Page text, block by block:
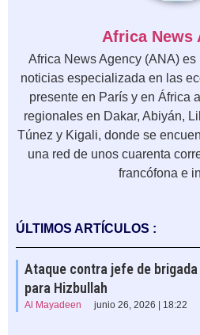
Africa News
Africa News Agency (ANA)
noticias especializada en las
presente en París y en África
regionales en Dakar, Abiyán,
Túnez y Kigali, donde se
una red de unos cuarenta
francófona e
ÚLTIMOS ARTÍCULOS :
Ataque contra jefe de
para Hizbullah
Al Mayadeen junio 26, 2026 | 18:22